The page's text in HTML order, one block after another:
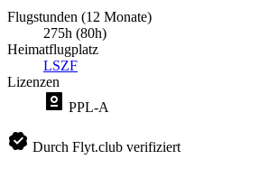
Flugstunden (12 Monate)
275h (80h)
Heimatflugplatz
LSZF
Lizenzen
PPL-A
Durch Flyt.club verifiziert